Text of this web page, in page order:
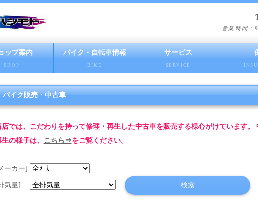
営業時間
ップ案内
SHOP
バイク・自転車情報
BIKE
サービス
SERVICE
バイク販売・中古車
店では、こだわりを持って修理・再生した中古車を販売する様心がけています。
の様子は、 こちら⇒をご覧ください。
ーカー]
気量]